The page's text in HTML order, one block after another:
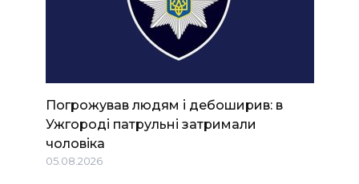
Погрожував людям і дебоширив: в
Ужгороді патрульні затримали
чоловіка
05.08.2026